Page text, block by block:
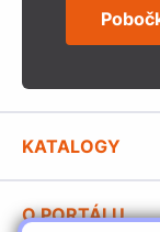
KATALOGY
O PORTÁLU